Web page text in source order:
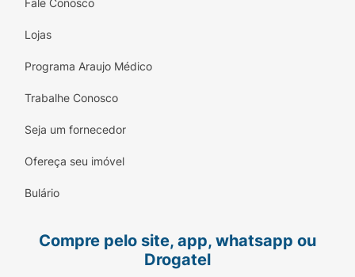
Fale Conosco
Lojas
Programa Araujo Médico
Trabalhe Conosco
Seja um fornecedor
Ofereça seu imóvel
Bulário
Compre pelo site, app, whatsapp ou
Drogatel